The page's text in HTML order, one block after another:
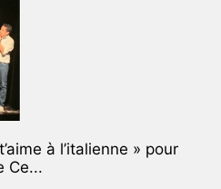
à l’italienne » pour
Ce...